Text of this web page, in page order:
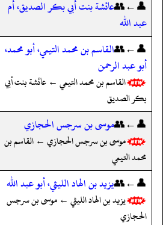
👤←👥عائشة بنت أبي بكر الصديق، أم
عبد الله
👤←👥القاسم بن محمد التيمي، أبو محمد،
أبو عبد الرحمن
القاسم بن محمد التيمي ← عائشة بنت أبي
بكر الصديق
👤←👥موسى بن سرجس الحجازي
موسى بن سرجس الحجازي ← القاسم بن
محمد التيمي
👤←👥يزيد بن الهاد الليثي، أبو عبد الله
يزيد بن الهاد الليثي ← موسى بن سرجس
الحجازي